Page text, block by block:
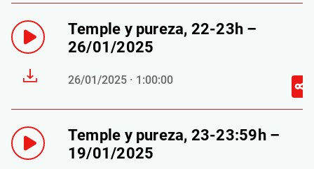
Temple y pureza, 22-23h –
26/01/2025
26/01/2025 · 1:00:00
Temple y pureza, 23-23:59h –
19/01/2025